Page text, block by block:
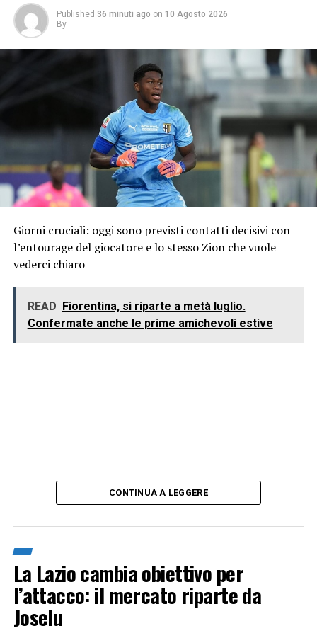
Published 36 minuti ago on 10 Agosto 2026
By
Giorni cruciali: oggi sono previsti contatti decisivi con
l’entourage del giocatore e lo stesso Zion che vuole
vederci chiaro
READ Fiorentina, si riparte a metà luglio.
Confermate anche le prime amichevoli estive
CONTINUA A LEGGERE
La Lazio cambia obiettivo per
l’attacco: il mercato riparte da
Joselu